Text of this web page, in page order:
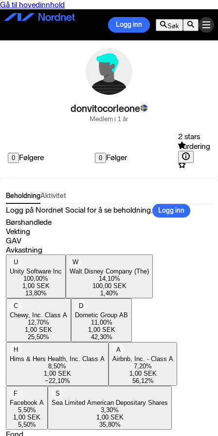
Gå til hovedinnhold
Logg inn Søk
donvitocorleone
Medlem i 1 år
0 Følgere 0 Følger
2 stars
Vurdering
BeholdningAktivitet
Logg på Nordnet Social for å se beholdning. Logg inn
Børshandlede
Vekting
GAV
Avkastning
U
Unity Software Inc
100,00%
1,00 SEK
13,80%
W
Walt Disney Company (The)
14,10%
100,00 SEK
1,40%
C
Chewy, Inc. Class A
12,70%
1,00 SEK
25,50%
D
Dometic Group AB
11,00%
1,00 SEK
42,30%
H
Hims & Hers Health, Inc. Class A
8,50%
1,00 SEK
−22,10%
A
Airbnb, Inc. - Class A
7,20%
1,00 SEK
56,12%
F
Facebook A
5,50%
1,00 SEK
5,50%
S
Sea Limited American Depositary Shares
3,30%
1,00 SEK
35,80%